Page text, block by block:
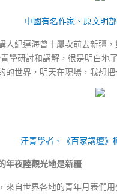
中國有名作家、原文明
人紀連海曾十屢次前去新疆
學研討和講解，很是明白
的世界，明天在現場，我想
汗青學者、《百家講壇》
年夜陸觀光地是新疆
來自世界各地的青年月表們